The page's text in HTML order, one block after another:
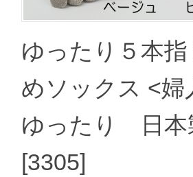
ゆったり５本指
めソックス <婦
ゆったり 日本
[3305]